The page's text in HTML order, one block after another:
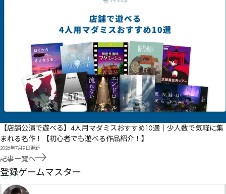
【店舗公演で遊べる】4人用マダミスおすすめ10選｜少人数で気軽に集
まれる名作！【初心者でも遊べる作品紹介！】
2026年7月9日更新
記事一覧へ
GM
登録ゲームマスター